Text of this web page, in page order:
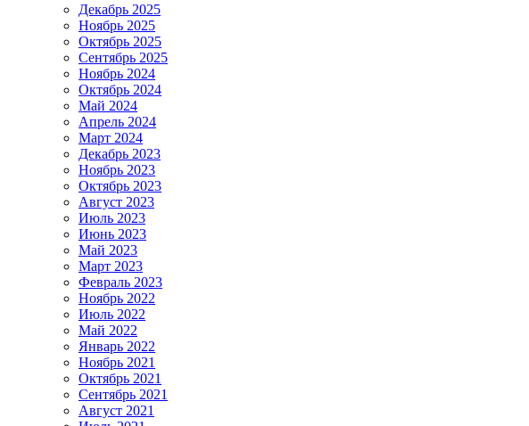
Декабрь 2025
Ноябрь 2025
Октябрь 2025
Сентябрь 2025
Ноябрь 2024
Октябрь 2024
Май 2024
Апрель 2024
Март 2024
Декабрь 2023
Ноябрь 2023
Октябрь 2023
Август 2023
Июль 2023
Июнь 2023
Май 2023
Март 2023
Февраль 2023
Ноябрь 2022
Июль 2022
Май 2022
Январь 2022
Ноябрь 2021
Октябрь 2021
Сентябрь 2021
Август 2021